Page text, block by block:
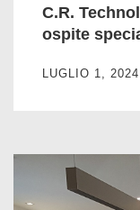
C.R.
ospite
LUGLIO 1, 2024